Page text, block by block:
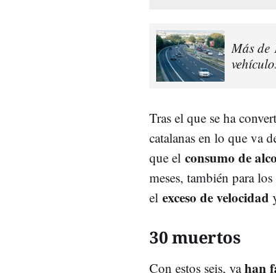
Más de
Tras el que se ha
catalanas en lo que va
que el consumo de
meses, también para
el exceso de velocidad
30 muertos
Con estos seis, yahan